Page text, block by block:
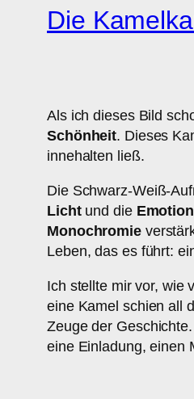
Die
Als ich dieses Bild
Schönheit. Dieses
innehalten ließ.
Die Schwarz-Weiß-
Lichtund die Emotion
Monochromie
Leben, das es führt:
Ich stellte mir vor, wie
eine Kamel schien all
Zeuge der
eine Einladung, einen